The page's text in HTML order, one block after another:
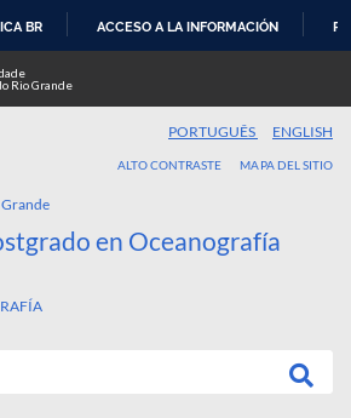
BR ACCESO A LA INFORMACIÓN
Rio Grande
PORTUGUÊS ENGLISH
ALTO CONTRASTE MAPA DEL SITIO
en Oceanografía